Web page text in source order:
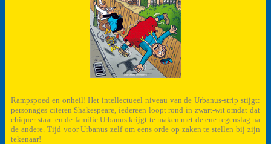
Rampspoed en onheil! Het intellectueel niveau van de Urbanus-strip stijgt:
personages citeren Shakespeare, iedereen loopt rond in zwart-wit omdat dat
chiquer staat en de familie Urbanus krijgt te maken met de ene tegenslag na
de andere. Tijd voor Urbanus zelf om eens orde op zaken te stellen bij zijn
tekenaar!